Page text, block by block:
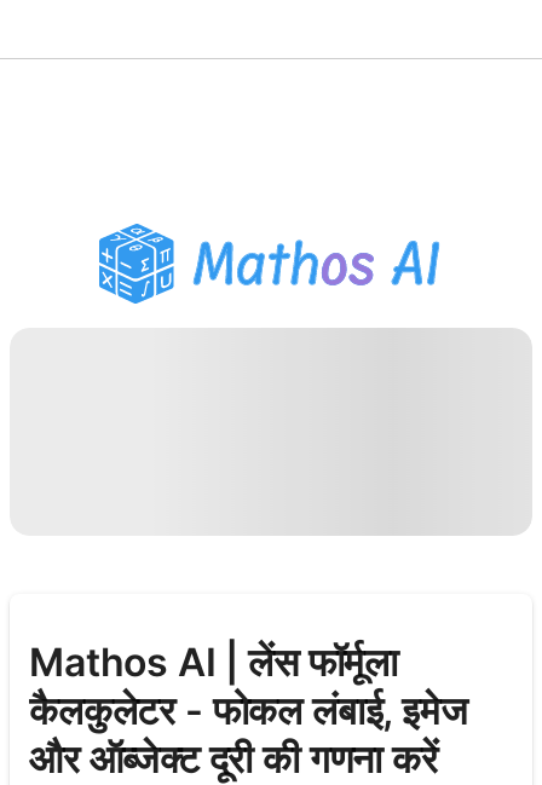
PDF होमवर्क सहायक
अध्ययन उपकरण
Mathos AI | लेंस फॉर्मूला
कैलकुलेटर - फोकल लंबाई, इमेज
और ऑब्जेक्ट दूरी की गणना करें